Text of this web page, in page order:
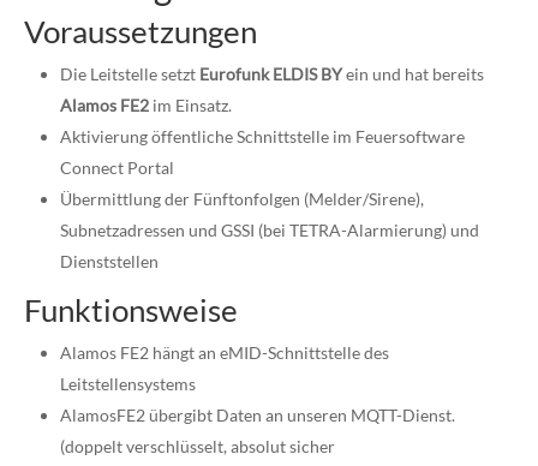
Voraussetzungen
Die Leitstelle setzt Eurofunk ELDIS BYein und hat bereits
Alamos FE2 im Einsatz.
Aktivierung öffentliche Schnittstelle im Feuersoftware
Connect Portal
Übermittlung der Fünftonfolgen (Melder/Sirene),
Subnetzadressen und GSSI (bei TETRA-Alarmierung) und
Dienststellen
Funktionsweise
Alamos FE2 hängt an eMID-Schnittstelle des
Leitstellensystems
AlamosFE2 übergibt Daten an unseren MQTT-Dienst.
(doppelt verschlüsselt, absolut sicher